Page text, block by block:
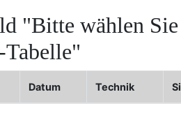
"Bitte wählen
Datum Technik